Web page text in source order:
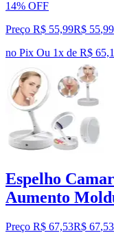
14% OFF
Preço R$ 55,99R$ 55,99
no Pix Ou 1x de R$
Espelho
Aumento
Preço R$ 67,53R$ 67,53